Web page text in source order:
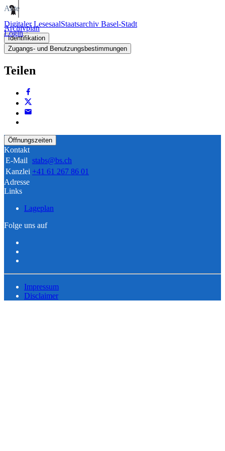
Digitaler LesesaalStaatsarchiv Basel-Stadt
Login
Akte
Archivplan
Identifikation
Zugangs- und Benutzungsbestimmungen
Teilen
Öffnungszeiten
Kontakt
E-Mail stabs@bs.ch
Kanzlei +41 61 267 86 01
Adresse
Links
Lageplan
Folge uns auf
Impressum
Disclaimer